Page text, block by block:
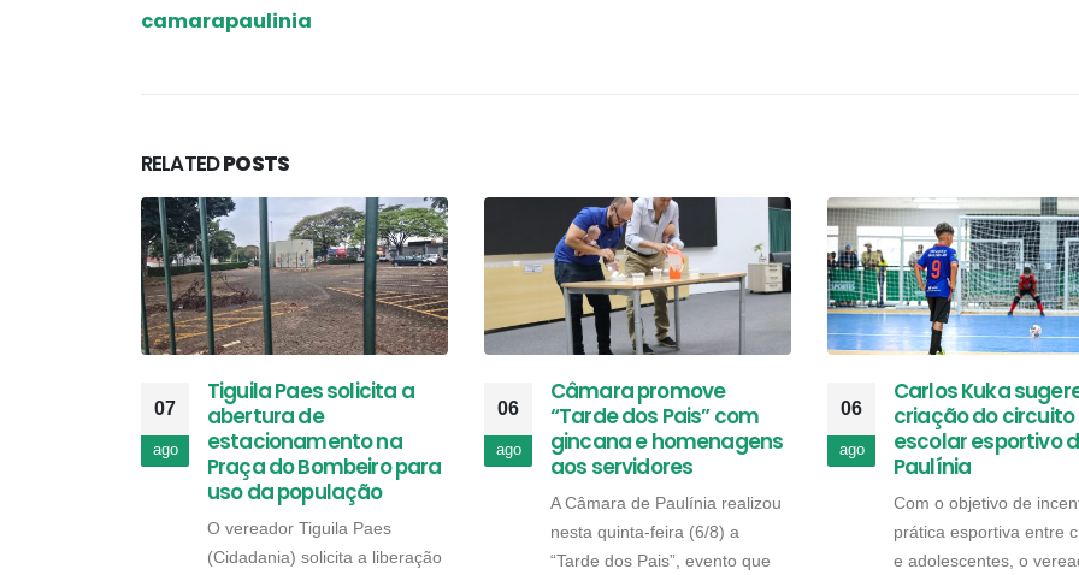
camarapaulinia
RELATEDPOSTS
07
ago
Tiguila Paes solicita a
abertura de
estacionamento na
Praça do Bombeiro para
uso da população
O vereador Tiguila Paes
(Cidadania) solicita a liberação
06
ago
Câmara promove
“Tarde dos Pais” com
gincana e homenagens
aos servidores
A Câmara de Paulínia realizou
nesta quinta-feira (6/8) a
“Tarde dos Pais”, evento que
06
ago
Carlos Kuka
criação do circuito
escolar esportivo
Paulínia
Com o objetivo de
prática esportiva entre
e adolescentes, o